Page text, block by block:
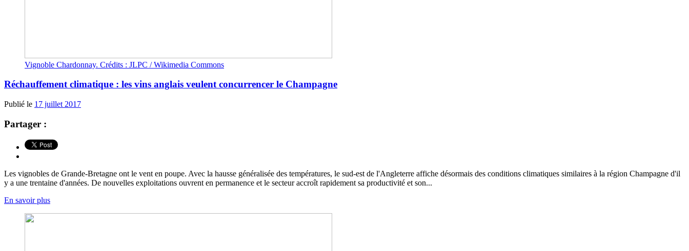
Vignoble Chardonnay. Crédits : JLPC / Wikimedia Commons
Réchauffement climatique : les vins anglais veulent concurrencer le Champagne
Publié le 17 juillet 2017
Partager :
Les vignobles de Grande-Bretagne ont le vent en poupe. Avec la hausse généralisée des températures, le sud-est de l'Angleterre affiche désormais des conditions climatiques similaires à la région Champagne d'il
y a une trentaine d'années. De nouvelles exploitations ouvrent en permanence et le secteur accroît rapidement sa productivité et son...
En savoir plus